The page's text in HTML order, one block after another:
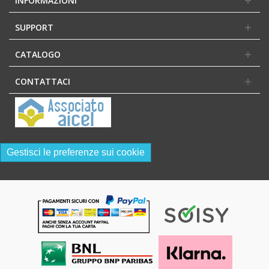
SUPPORT
CATALOGO
CONTATTACI
Gestisci le preferenze sui cookie